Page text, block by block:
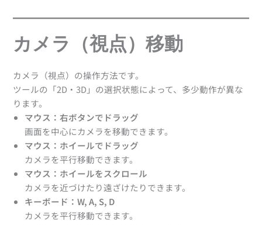
カメラ（視点）移動
カメラ（視点）の操作方法です。
ツールの「2D・3D」の選択状態によって、多少動作が異な
ります。
マウス：右ボタンでドラッグ
画面を中心にカメラを移動できます。
マウス：ホイールでドラッグ
カメラを平行移動できます。
マウス：ホイールをスクロール
カメラを近づけたり遠ざけたりできます。
キーボード：W, A, S, D
カメラを平行移動できます。